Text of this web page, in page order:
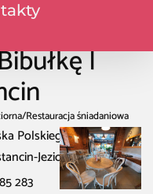
|
/Restauracja śniadaniowa
Bibułkę | Konstancin
Polskiego
Jeziorna
283